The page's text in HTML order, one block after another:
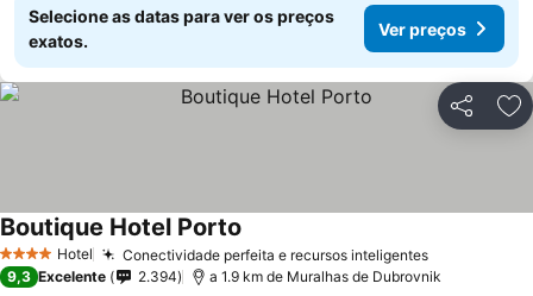
Selecione as datas para ver os preços
exatos.
Ver preços
Partilhar
4 EstrelasHotel Conectividade perfeita e recursos inteligentes
Boutique Hotel Porto
9,3 Excelente 2.394 a 1.9 km de Muralhas de Dubrovnik